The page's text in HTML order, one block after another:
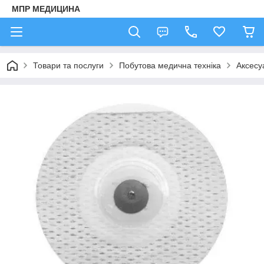
МПР МЕДИЦИНА
Товари та послуги Побутова медична техніка